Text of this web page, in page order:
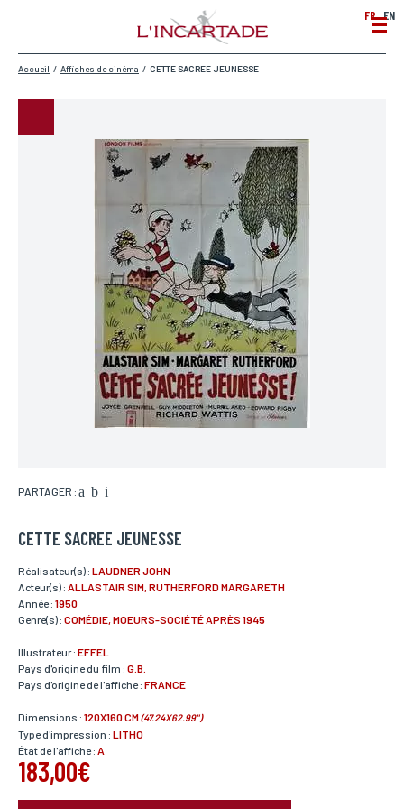
FR EN
Accueil / Affiches de cinéma / CETTE SACREE JEUNESSE
PARTAGER :
CETTE SACREE JEUNESSE
Réalisateur(s) : LAUDNER JOHN
Acteur(s) : ALLASTAIR SIM, RUTHERFORD MARGARETH
Année : 1950
Genre(s) : COMÉDIE, MOEURS-SOCIÉTÉ APRÈS 1945
Illustrateur : EFFEL
Pays d'origine du film : G.B.
Pays d'origine de l'affiche : FRANCE
Dimensions : 120X160 CM(47.24X62.99")
Type d'impression : LITHO
État de l'affiche : A
183,00€